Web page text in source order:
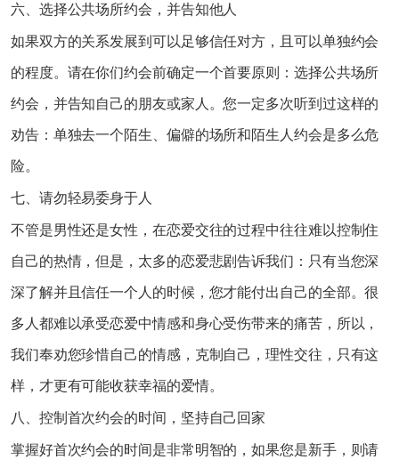
六、选择公共场所约会，并告知他人
如果双方的关系发展到可以足够信任对方，且可以单独约会
的程度。请在你们约会前确定一个首要原则：选择公共场所
约会，并告知自己的朋友或家人。您一定多次听到过这样的
劝告：单独去一个陌生、偏僻的场所和陌生人约会是多么危
险。
七、请勿轻易委身于人
不管是男性还是女性，在恋爱交往的过程中往往难以控制住
自己的热情，但是，太多的恋爱悲剧告诉我们：只有当您深
深了解并且信任一个人的时候，您才能付出自己的全部。很
多人都难以承受恋爱中情感和身心受伤带来的痛苦，所以，
我们奉劝您珍惜自己的情感，克制自己，理性交往，只有这
样，才更有可能收获幸福的爱情。
八、控制首次约会的时间，坚持自己回家
掌握好首次约会的时间是非常明智的，如果您是新手，则请